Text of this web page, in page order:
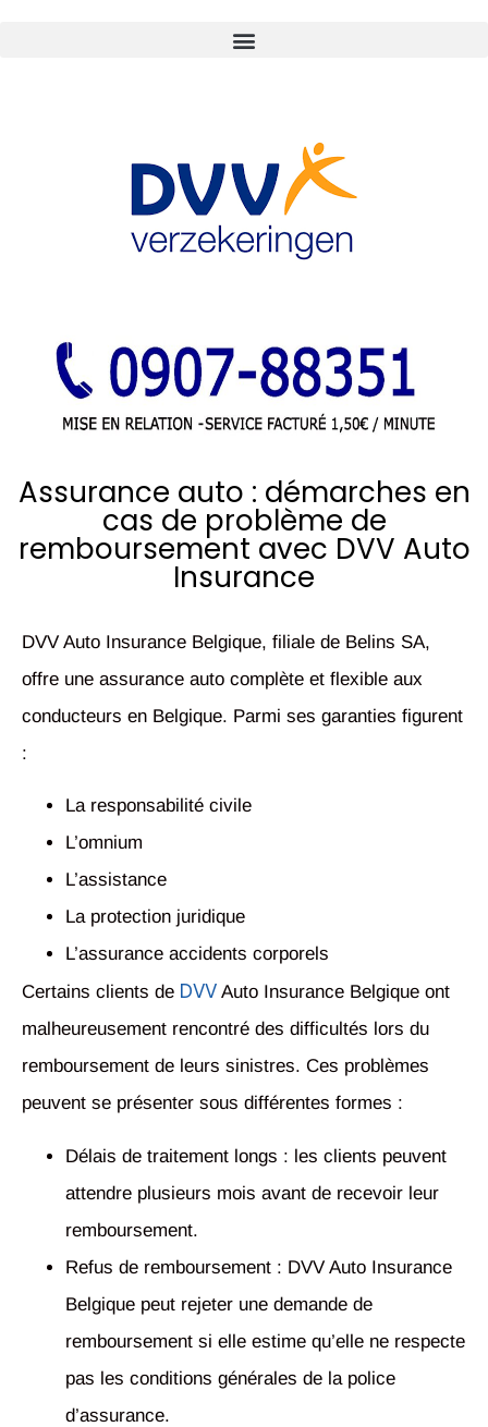
Assurance auto : démarches en
cas de problème de
remboursement avec DVV Auto
Insurance
DVV Auto Insurance Belgique, filiale de Belins SA,
offre une assurance auto complète et flexible aux
conducteurs en Belgique. Parmi ses garanties figurent
:
La responsabilité civile
L’omnium
L’assistance
La protection juridique
L’assurance accidents corporels
Certains clients de DVV Auto Insurance Belgique ont
malheureusement rencontré des difficultés lors du
remboursement de leurs sinistres. Ces problèmes
peuvent se présenter sous différentes formes :
Délais de traitement longs : les clients peuvent
attendre plusieurs mois avant de recevoir leur
remboursement.
Refus de remboursement : DVV Auto Insurance
Belgique peut rejeter une demande de
remboursement si elle estime qu’elle ne respecte
pas les conditions générales de la police
d’assurance.